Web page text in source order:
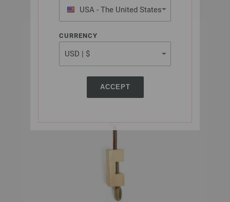
USA - The United States
of America
CURRENCY
ACCEPT